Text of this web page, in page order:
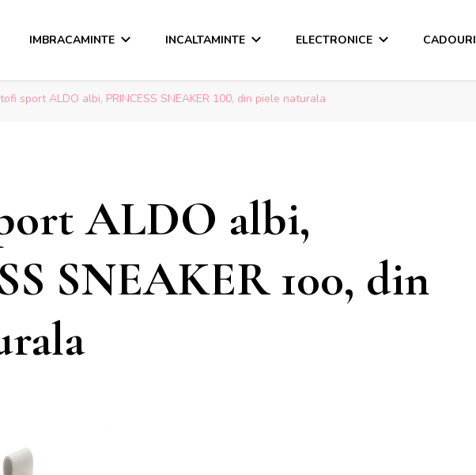
IMBRACAMINTE INCALTAMINTE ELECTRONICE CADOURI
sport ALDO albi, PRINCESS SNEAKER 100, din piele naturala
ALDO albi,
SNEAKER 100, din